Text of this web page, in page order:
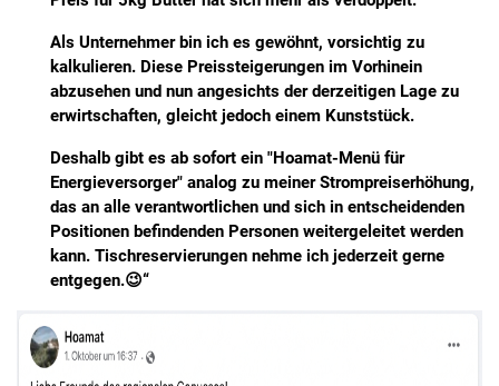
Als Unternehmer bin ich es gewöhnt, vorsichtig zu
kalkulieren. Diese Preissteigerungen im Vorhinein
abzusehen und nun angesichts der derzeitigen Lage zu
erwirtschaften, gleicht jedoch einem Kunststück.
Deshalb gibt es ab sofort ein "Hoamat-Menü für
Energieversorger" analog zu meiner Strompreiserhöhung,
das an alle verantwortlichen und sich in entscheidenden
Positionen befindenden Personen weitergeleitet werden
kann. Tischreservierungen nehme ich jederzeit gerne
entgegen.😉“